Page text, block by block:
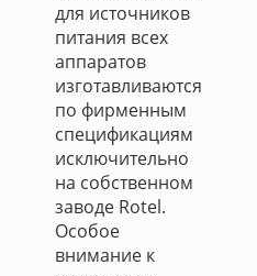
для источников
питания всех
аппаратов
изготавливаются
по фирменным
спецификациям
исключительно
на собственном
заводе Rotel.
Особое
внимание к